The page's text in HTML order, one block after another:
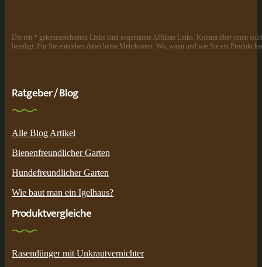
Die mit * gekennzeichneten Links sind sogenannte Affiliate Links. Kommt über einen
beteiligt. Für Sie entstehen dabei keine Mehrkosten. Wo, wann und wie Sie ein Produkt
Ratgeber / Blog
Alle Blog Artikel
Bienenfreundlicher Garten
Hundefreundlicher Garten
Wie baut man ein Igelhaus?
Produktvergleiche
Rasendünger mit Unkrautvernichter